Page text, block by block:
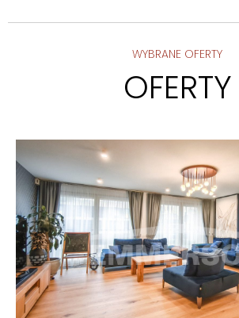
WYBRANE OFERTY
OFERTY